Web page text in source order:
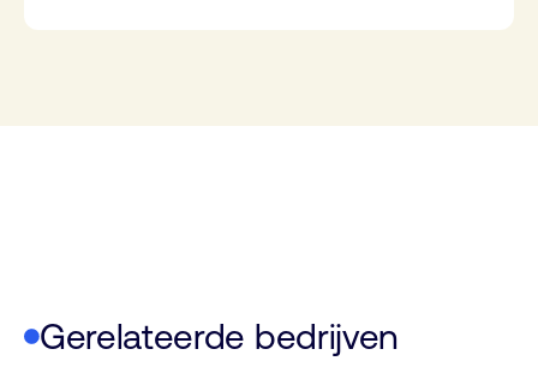
Gerelateerde bedrijven